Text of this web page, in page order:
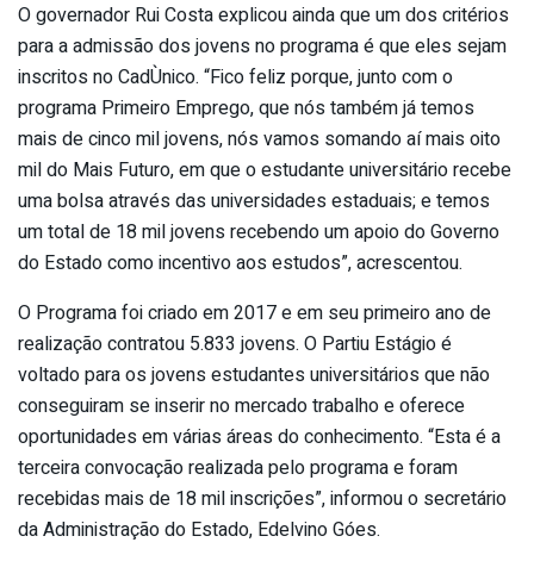
O governador Rui Costa explicou ainda que um dos critérios
para a admissão dos jovens no programa é que eles sejam
inscritos no CadÙnico. “Fico feliz porque, junto com o
programa Primeiro Emprego, que nós também já temos
mais de cinco mil jovens, nós vamos somando aí mais oito
mil do Mais Futuro, em que o estudante universitário recebe
uma bolsa através das universidades estaduais; e temos
um total de 18 mil jovens recebendo um apoio do Governo
do Estado como incentivo aos estudos”, acrescentou.
O Programa foi criado em 2017 e em seu primeiro ano de
realização contratou 5.833 jovens. O Partiu Estágio é
voltado para os jovens estudantes universitários que não
conseguiram se inserir no mercado trabalho e oferece
oportunidades em várias áreas do conhecimento. “Esta é a
terceira convocação realizada pelo programa e foram
recebidas mais de 18 mil inscrições”, informou o secretário
da Administração do Estado, Edelvino Góes.